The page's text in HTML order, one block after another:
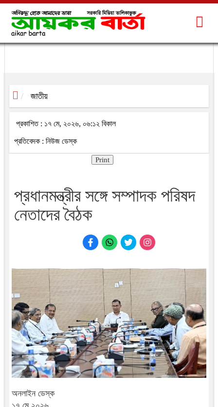
জাতীয়
প্রকাশিত : ১৭ মে, ২০২৬, ০৬:১২ বিকাল
প্রতিবেদক : নিউজ ডেস্ক
Print
প্রধানমন্ত্রীর সঙ্গে সম্পাদক পরিষদ
নেতাদের বৈঠক
অনলাইন ডেস্ক